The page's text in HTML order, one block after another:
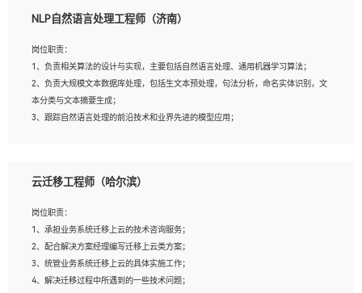
验的更佳；
3、熟悉数据库开发，熟悉Mysql、Oracle、MongoDb数据库应用开发其中一种；
4、熟悉Python Wed框架（Django/Flask...）代码能力优秀，熟悉编码规范和具备
良好的文档编写能力）；
5、沟通表达能力强，具备团队协作能力。
NLP自然语言处理工程师（济南）
岗位职责：
1、负责相关算法的设计与实现，主要包括自然语言处理、通用机器学习算法；
2、负责大规模文本数据库处理，包括生文本预处理，句法分析，命名实体识别，文
本分类与文本摘要生成；
3、跟踪自然语言处理的前沿技术和业界先进的模型应用；
岗位要求：
2、熟悉tensorflow，keras，pytorch等常规深度学习框架，快速根据客户需求实现
有效的模型；
3、熟悉掌握至少一种编程语言，如：Python，Java；
4、 熟悉NLP相关算法与实现；
5、至少有一次及以上问答系统的项目实践，熟悉问答系统全流程开发者优先；
云迁移工程师（哈尔滨）
岗位职责：
1、承担业务系统迁移上云的技术咨询服务；
2、配合解决方案经理编写迁移上云类方案；
3、统管业务系统迁移上云的具体实施工作；
4、解决迁移过程中所遇到的一些技术问题；